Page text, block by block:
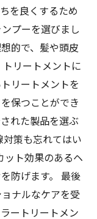
を良くするため
プーを選びまし
的で、髪や頭皮
リートメントに
リートメントを
保つことができ
れた製品を選ぶ
策も忘れてはい
ット効果のあるヘ
防げます。 最後
ナルなケアを受
ートリートメン